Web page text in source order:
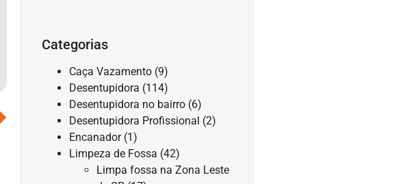
Categorias
Caça Vazamento (9)
Desentupidora (114)
Desentupidora no bairro (6)
Desentupidora Profissional (2)
Encanador(1)
Limpeza de Fossa (42)
Limpa fossa na Zona Leste